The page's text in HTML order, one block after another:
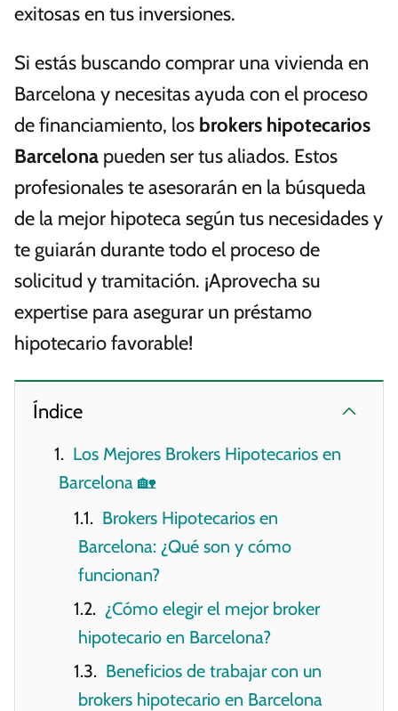
exitosas en tus inversiones.
Si estás buscando comprar una vivienda en
Barcelona y necesitas ayuda con el proceso
de financiamiento, los brokers hipotecarios
Barcelona pueden ser tus aliados. Estos
profesionales te asesorarán en la búsqueda
de la mejor hipoteca según tus necesidades y
te guiarán durante todo el proceso de
solicitud y tramitación. ¡Aprovecha su
expertise para asegurar un préstamo
hipotecario favorable!
Índice
Los Mejores Brokers Hipotecarios en
Barcelona 🏡
Brokers Hipotecarios en
Barcelona: ¿Qué son y cómo
funcionan?
¿Cómo elegir el mejor broker
hipotecario en Barcelona?
Beneficios de trabajar con un
brokers hipotecario en Barcelona